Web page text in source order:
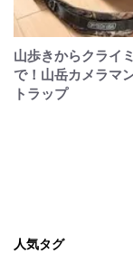
山歩きからクライ
で！山岳カメラマ
トラップ
人気タグ